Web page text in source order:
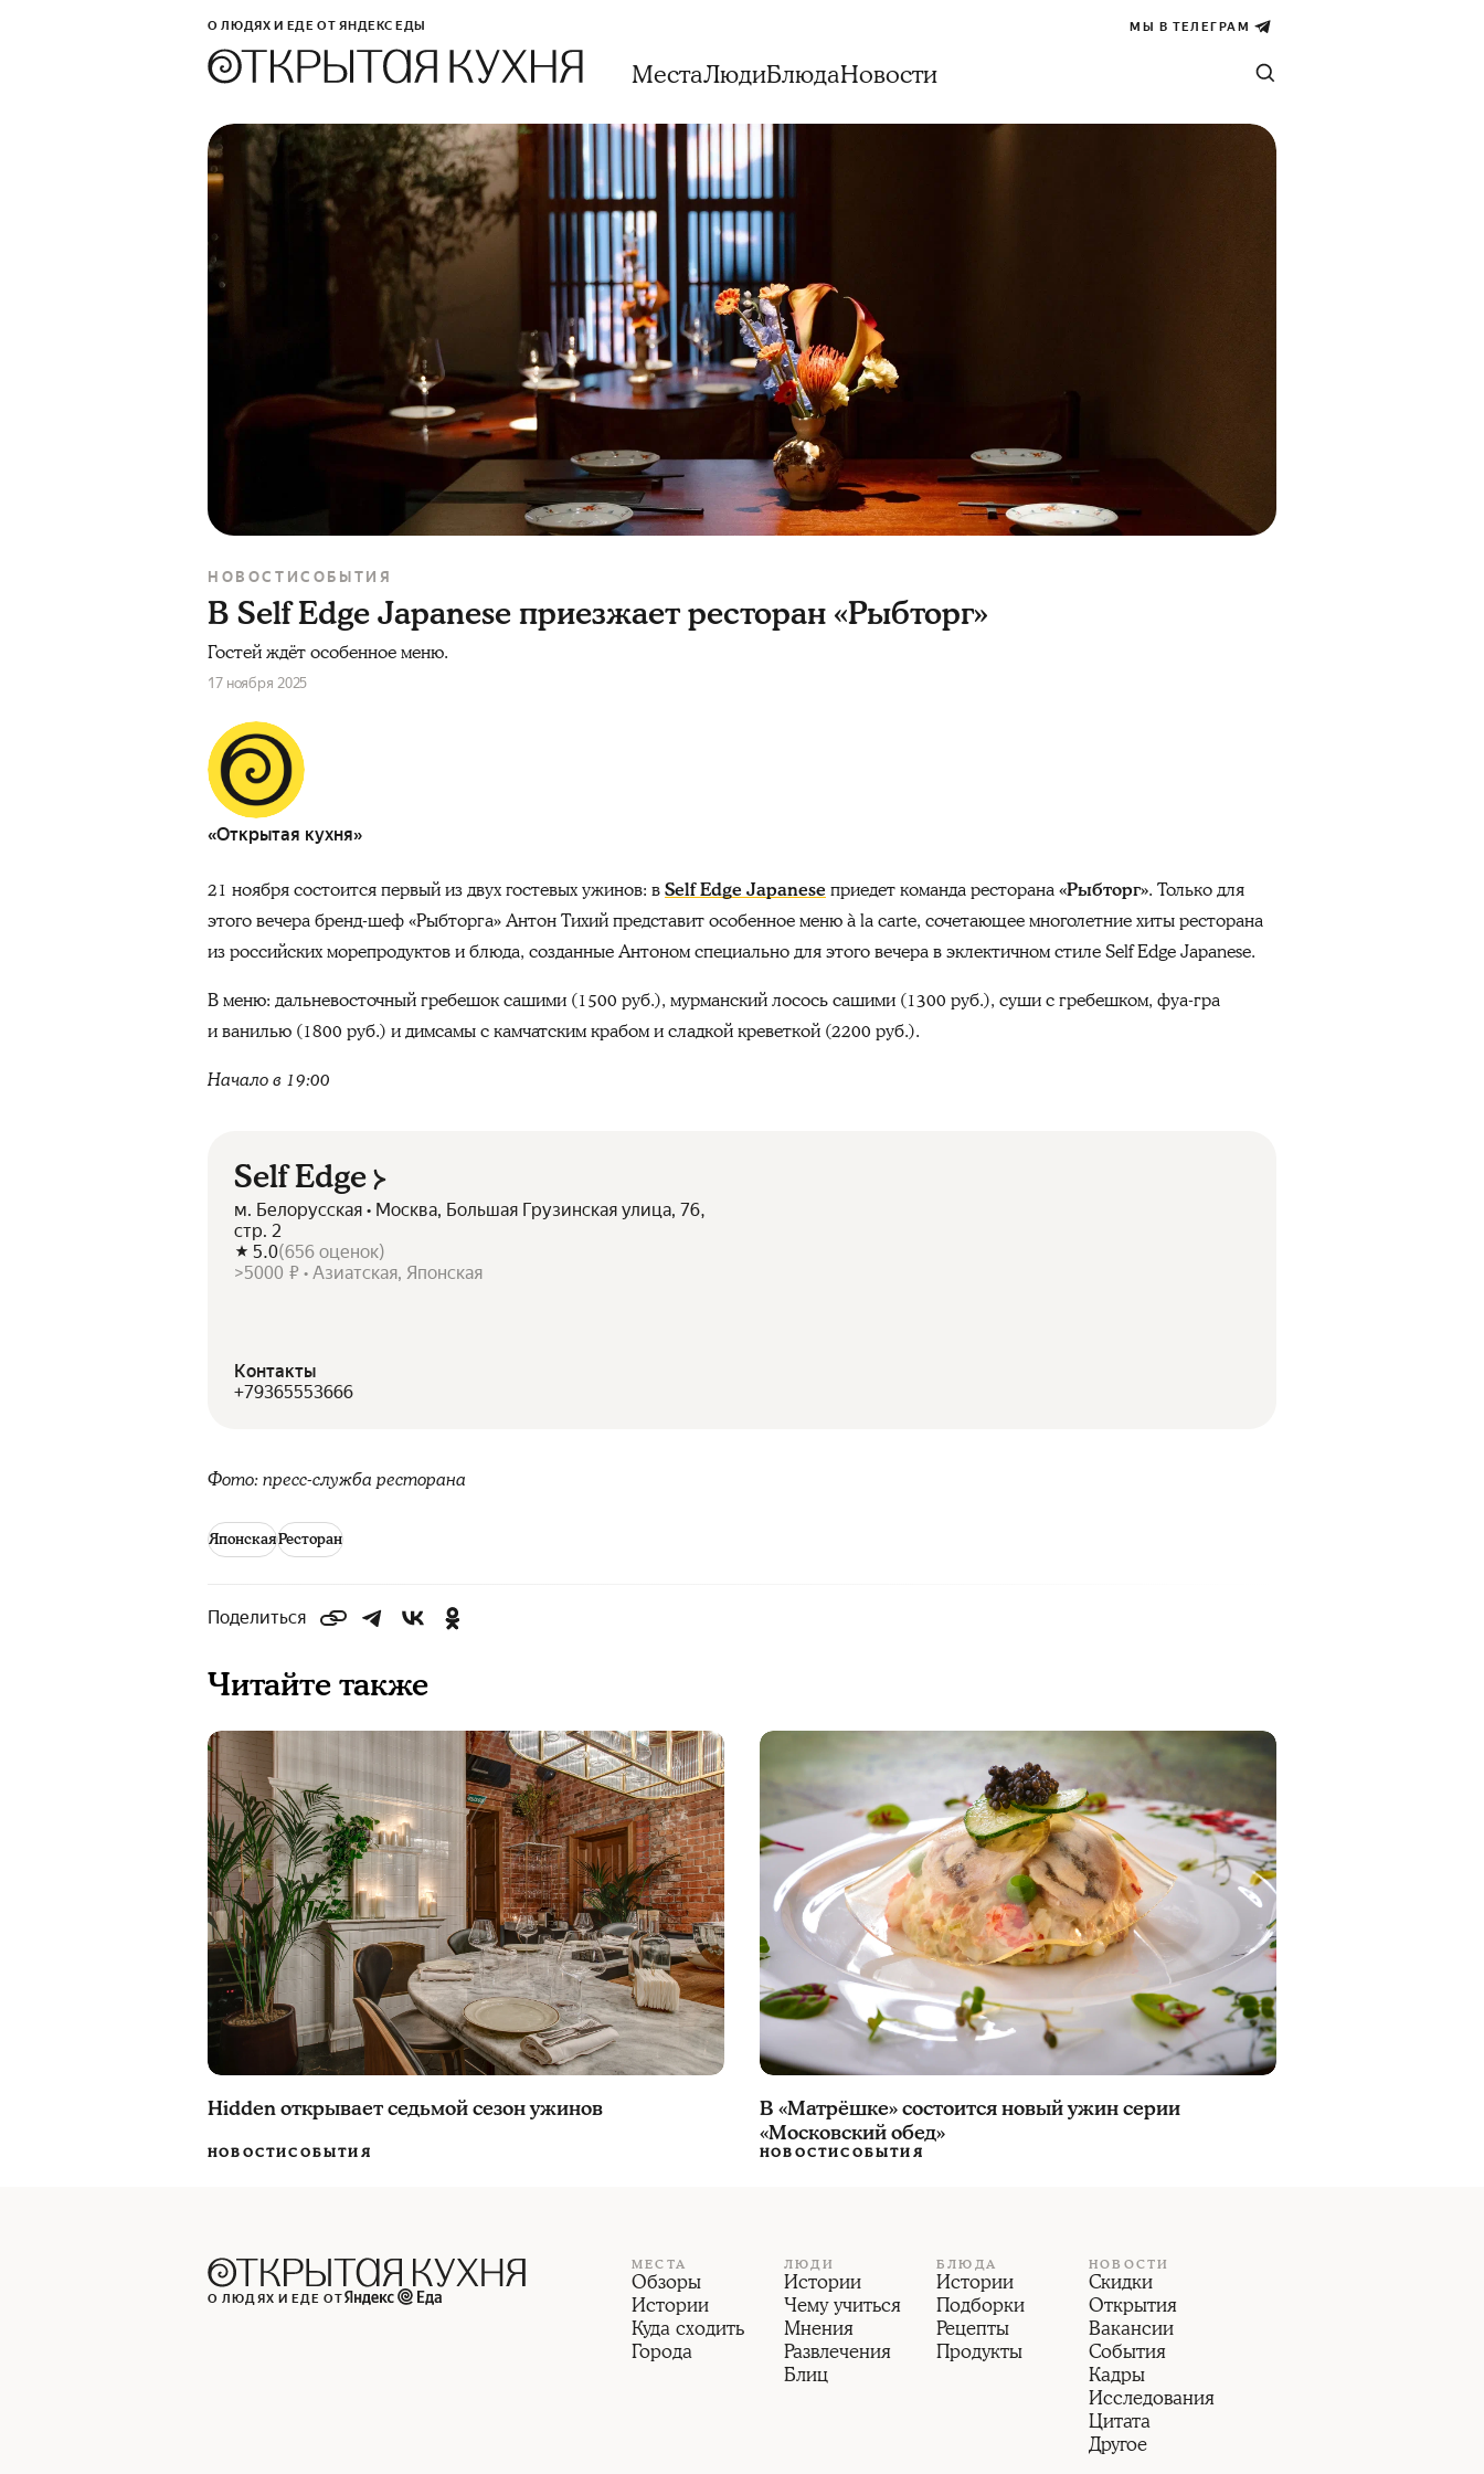
О ЛЮДЯХ И ЕДЕ ОТ ЯНДЕКС ЕДЫ МЫ В ТЕЛЕГРАМ
МестаЛюдиБлюдаНовости
НОВОСТИСОБЫТИЯ
В Self Edge Japanese приезжает ресторан «Рыбторг»
Гостей ждёт особенное меню.
17 ноября 2025
«Открытая кухня»
21 ноября состоится первый из двух гостевых ужинов: вSelf Edge Japanese приедет команда ресторана«Рыбторг». Только для
этого вечера бренд-шеф «Рыбторга» Антон Тихий представит особенное меню à la carte, сочетающее многолетние хиты ресторана
из российских морепродуктов и блюда, созданные Антоном специально для этого вечера в эклектичном стиле Self Edge Japanese.
В меню: дальневосточный гребешок сашими (1500 руб.), мурманский лосось сашими (1300 руб.), суши с гребешком, фуа-гра
и ванилью (1800 руб.) и димсамы с камчатским крабом и сладкой креветкой (2200 руб.).
Начало в 19:00
Self Edge
м. Белорусская • Москва, Большая Грузинская улица, 76,
стр. 2
5.0(656 оценок)
>5000 ₽ • Азиатская, Японская
Контакты
+79365553666
Фото: пресс-служба ресторана
ЯпонскаяРесторан
Поделиться
Читайте также
Hidden открывает седьмой сезон ужинов
НОВОСТИСОБЫТИЯ
В «Матрёшке» состоится новый ужин серии
«Московский обед»
НОВОСТИСОБЫТИЯ
О ЛЮДЯХ И ЕДЕ ОТ
МЕСТА
Обзоры
Истории
Куда сходить
Города
ЛЮДИ
Истории
Чему учиться
Мнения
Развлечения
Блиц
БЛЮДА
Истории
Подборки
Рецепты
Продукты
НОВОСТИ
Скидки
Открытия
Вакансии
События
Кадры
Исследования
Цитата
Другое